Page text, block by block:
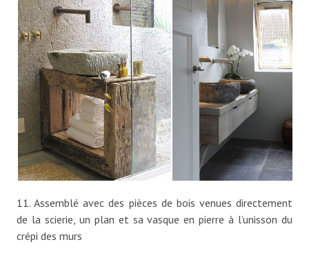
11. Assemblé avec des pièces de bois venues directement
de la scierie, un plan et sa vasque en pierre à l’unisson du
crépi des murs